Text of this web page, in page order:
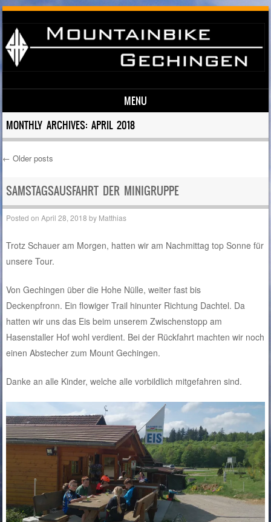
MENU
Skip to content
MONTHLY ARCHIVES:APRIL 2018
Post navigation
← Older posts
SAMSTAGSAUSFAHRT DER MINIGRUPPE
Posted onApril 28, 2018 by Matthias
Trotz Schauer am Morgen, hatten wir am Nachmittag top Sonne für
unsere Tour.
Von Gechingen über die Hohe Nülle, weiter fast bis
Deckenpfronn. Ein flowiger Trail hinunter Richtung Dachtel. Da
hatten wir uns das Eis beim unserem Zwischenstopp am
Hasenstaller Hof wohl verdient. Bei der Rückfahrt machten wir noch
einen Abstecher zum Mount Gechingen.
Danke an alle Kinder, welche alle vorbildlich mitgefahren sind.